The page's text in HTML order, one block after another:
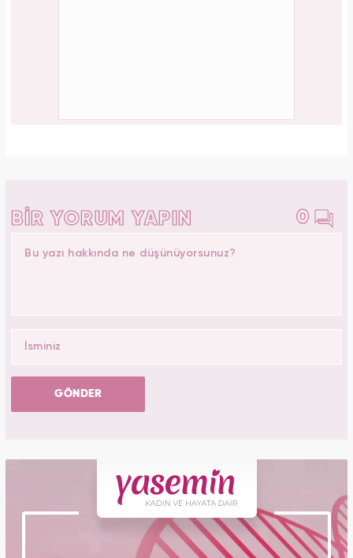
BİR YORUM YAPIN 0
GÖNDER